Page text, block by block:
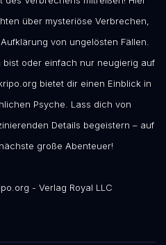
über mysteriöse Verbrechen,
von ungelösten Fällen.
bist oder einfach nur neugierig auf
bietet dir einen Einblick in
Psyche. Lass dich von
Details begeistern – auf
große Abenteuer!
- Verlag Royal LLC